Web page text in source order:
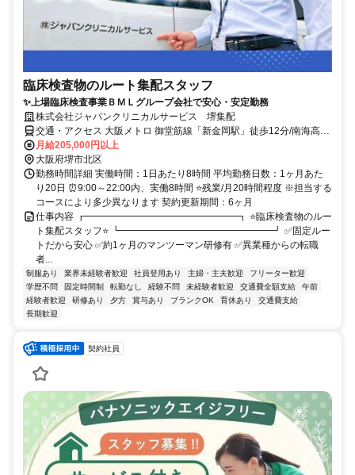
臨床検査物のルート集配スタッフ
✨上場臨床検査事業ＢＭＬグループ会社で安心・安定勤務
株式会社ジャパンクリニカルサービス 堺集配
交通・アクセス 大阪メトロ 御堂筋線「新金岡駅」徒歩12分/南海高野
線・泉北（せんぼく）高速鉄道「中百舌鳥駅」徒歩15分/南海高野線
「百舌鳥八幡駅」徒歩13分
月給205,000円以上
大阪府堺市北区
勤務時間詳細 実働時間：1日あたり8時間 平均勤務日数：1ヶ月あた
り20日 ⏰9:00～22:00内、実働8時間 ⭐残業/月20時間程度 ※担当する
コースにより多少異なります 契約更新期間：6ヶ月
仕事内容 ┏━━━━━━━━━━━━━━━━┓ ⭐臨床検査物のルー
ト集配スタッフ⭐ ┗━━━━━━━━━━━━━━━━┛ ✅固定ルー
トだから安心 ✅約1ヶ月のマンツーマン研修有 ✅異業種からの転職
者...
制服あり 業界未経験者歓迎 社員登用あり 主婦・主夫歓迎
フリーター歓迎
学歴不問
固定時間制 転勤なし 経験不問 未経験者歓迎 交通費全額支給
午前
経験者歓迎
研修あり 夕方 賞与あり ブランクOK 育休あり
交通費支給
長期歓迎
契約社員